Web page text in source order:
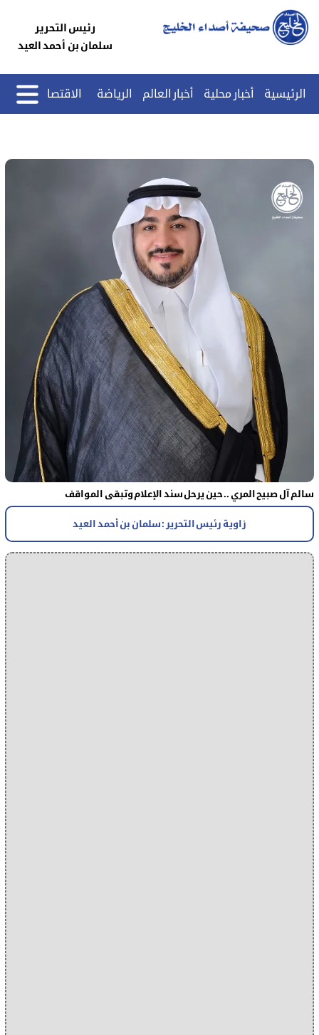
رئيس التحرير
سلمان بن أحمد العيد
الرئيسية أخبار محلية أخبار العالم الرياضة الاقتصاد
سالم آل صبيح المري .. حين يرحل سند الإعلام وتبقى المواقف
زاوية رئيس التحرير : سلمان بن أحمد العيد